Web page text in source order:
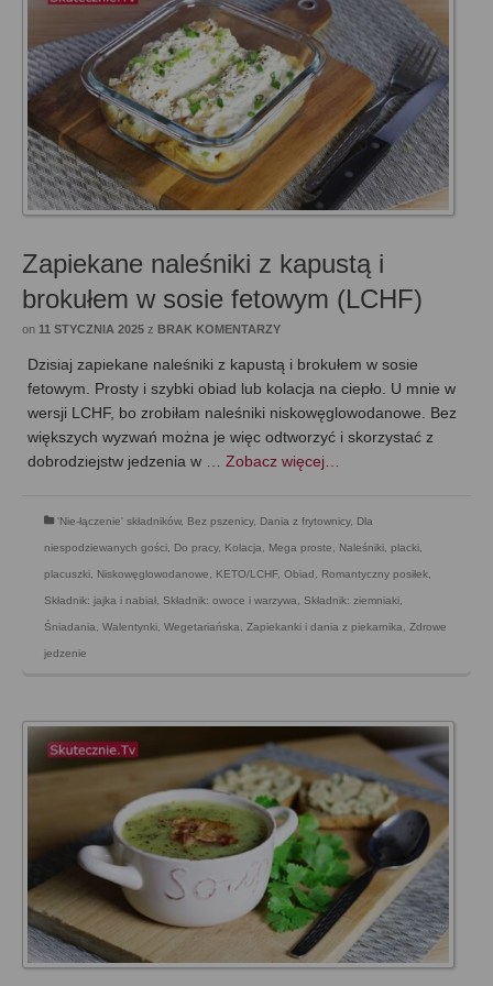
Zapiekane naleśniki z kapustą i
brokułem w sosie fetowym (LCHF)
on 11 STYCZNIA 2025 z BRAK KOMENTARZY
Dzisiaj zapiekane naleśniki z kapustą i brokułem w sosie
fetowym. Prosty i szybki obiad lub kolacja na ciepło. U mnie w
wersji LCHF, bo zrobiłam naleśniki niskowęglowodanowe. Bez
większych wyzwań można je więc odtworzyć i skorzystać z
dobrodziejstw jedzenia w … Zobacz więcej…
'Nie-łączenie' składników, Bez pszenicy, Dania z frytownicy, Dla
niespodziewanych gości Do pracy, Kolacja Mega proste Naleśniki, placki,
placuszki Niskowęglowodanowe, KETO/LCHF, Obiad Romantyczny posiłek
Składnik: jajka i nabiał Składnik: owoce i warzywa Składnik: ziemniaki
Śniadania Walentynki Wegetariańska Zapiekanki i dania z piekarnika Zdrowe
jedzenie